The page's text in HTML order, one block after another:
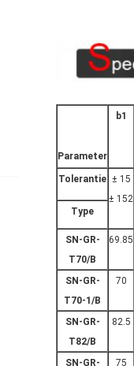
Parameter
b1
Tolerantie ± 15
± 152
Type
SN-GR-
T70/B
69.85
SN-GR-
T70-1/B
70
SN-GR-
T82/B
82.5
SN-GR-
75